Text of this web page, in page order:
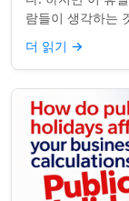
람들이 생각하는
나 하루 쉬는 것
더 읽기 →